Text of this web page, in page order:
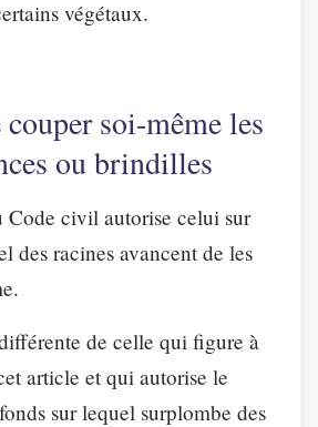
végétaux.
soi-même les
ou brindilles
Code civil autorise celui sur
des racines avancent de les
de celle qui figure à
article et qui autorise le
sur lequel surplombe des